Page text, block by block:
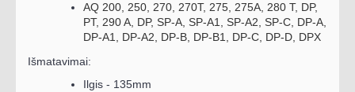
AQ 200, 250, 270, 270T, 275, 275A, 280 T, DP,
PT, 290 A, DP, SP-A, SP-A1, SP-A2, SP-C, DP-A,
DP-A1, DP-A2, DP-B, DP-B1, DP-C, DP-D, DPX
Išmatavimai:
Ilgis - 135mm